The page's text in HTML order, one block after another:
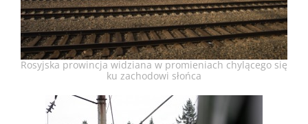
Rosyjska prowincja widziana w promieniach chylącego się
ku zachodowi słońca